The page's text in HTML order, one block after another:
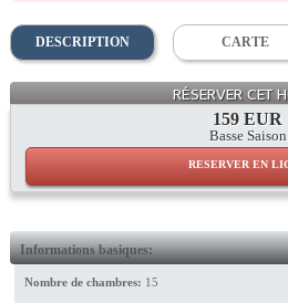
DESCRIPTION CARTE
RÉSERVER CET
159 EUR
Basse Saison
RESERVER EN
Informations basiques:
Nombre de chambres: 15